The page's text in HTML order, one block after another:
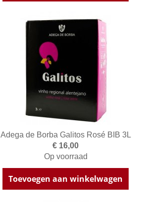
Adega de Borba Galitos Rosé BIB 3L
€ 16,00
Op voorraad
Toevoegen aan winkelwagen